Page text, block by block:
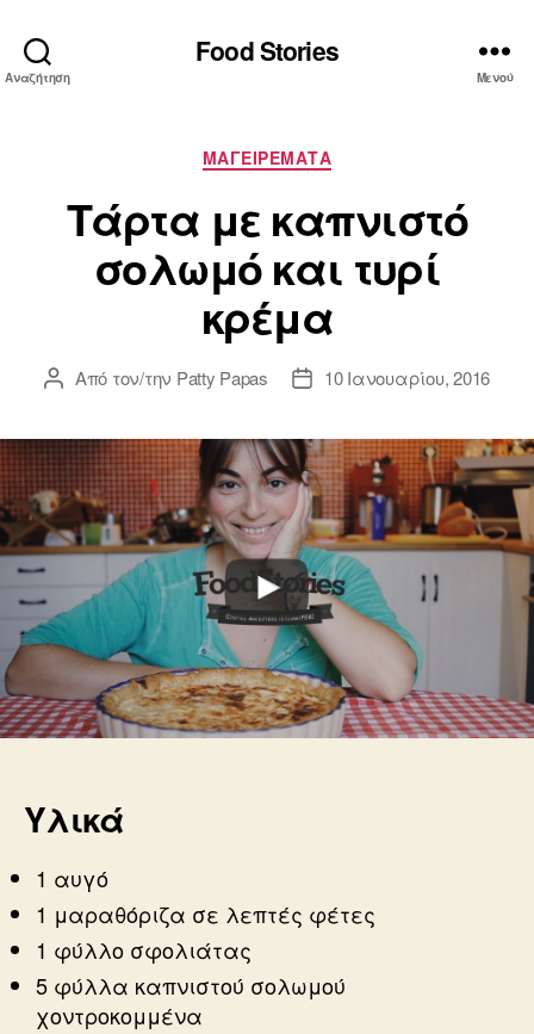
Αναζήτηση
Food Stories
Μενού
Κατηγορίες
ΜΑΓΕΙΡΕΜΑΤΑ
Τάρτα με καπνιστό
σολωμό και τυρί
κρέμα
Συντάκτης
Από τον/την Patty Papas
Ημ.10 Ιανουαρίου, 2016
Υλικά
1 αυγό
1 μαραθόριζα σε λεπτές φέτες
1 φύλλο σφολιάτας
5 φύλλα καπνιστού σολωμού
χοντροκομμένα